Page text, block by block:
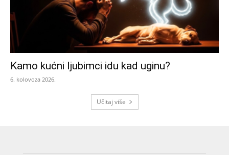
Kamo kućni ljubimci idu kad uginu?
6. kolovoza 2026.
Učitaj više